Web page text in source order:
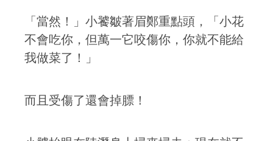
「當然！」小饕皺著眉鄭重點頭，「小花
不會吃你，但萬一它咬傷你，你就不能給
我做菜了！」
而且受傷了還會掉膘！